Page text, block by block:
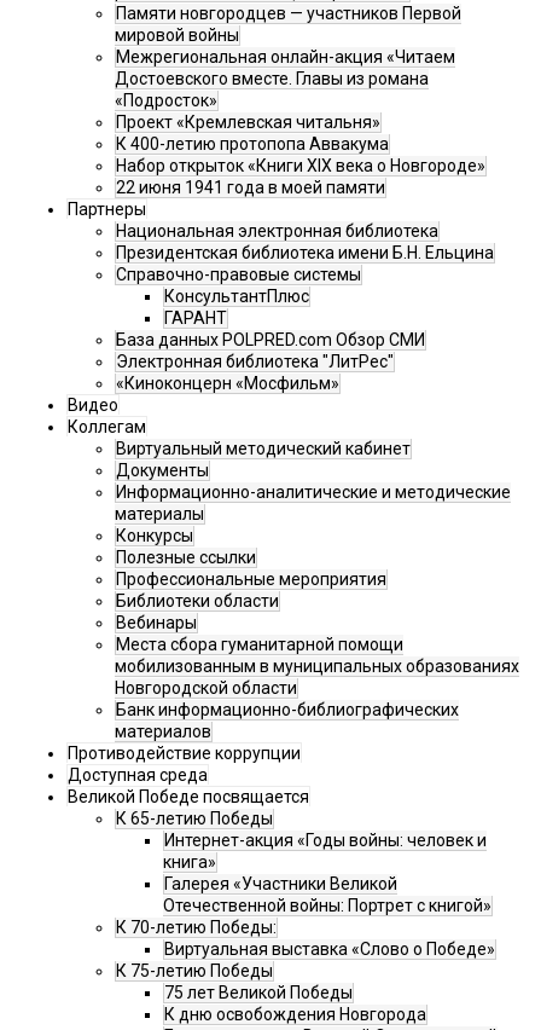
Памяти новгородцев — участников Первой
мировой войны
Межрегиональная онлайн-акция «Читаем
Достоевского вместе. Главы из романа
«Подросток»
Проект «Кремлевская читальня»
К 400-летию протопопа Аввакума
Набор открыток «Книги XIX века о Новгороде»
22 июня 1941 года в моей памяти
Партнеры
Национальная электронная библиотека
Президентская библиотека имени Б.Н. Ельцина
Справочно-правовые системы
КонсультантПлюс
ГАРАНТ
База данных POLPRED.com Обзор СМИ
Электронная библиотека "ЛитРес"
«Киноконцерн «Мосфильм»
Видео
Коллегам
Виртуальный методический кабинет
Документы
Информационно-аналитические и методические
материалы
Конкурсы
Полезные ссылки
Профессиональные мероприятия
Библиотеки области
Вебинары
Места сбора гуманитарной помощи
мобилизованным в муниципальных образованиях
Новгородской области
Банк информационно-библиографических
материалов
Противодействие коррупции
Доступная среда
Великой Победе посвящается
К 65-летию Победы
Интернет-акция «Годы войны: человек и
книга»
Галерея «Участники Великой
Отечественной войны: Портрет с книгой»
К 70-летию Победы:
Виртуальная выставка «Слово о Победе»
К 75-летию Победы
75 лет Великой Победы
К дню освобождения Новгорода